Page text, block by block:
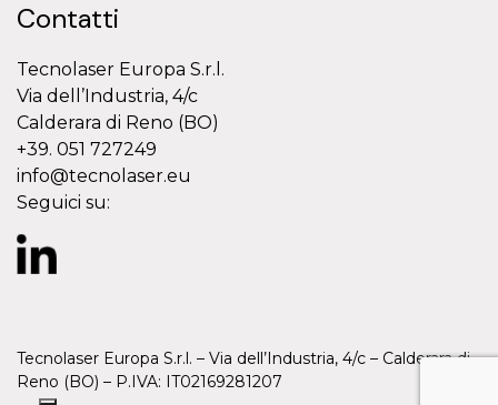
Contatti
Tecnolaser Europa S.r.l.
Via dell’Industria, 4/c
Calderara di Reno (BO)
+39. 051 727249
info@tecnolaser.eu
Seguici su:
Tecnolaser Europa S.r.l. – Via dell’Industria, 4/c – Calderara di
Reno (BO) – P.IVA: IT02169281207